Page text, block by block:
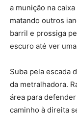
a munição na
matando outros
barril e prossiga
escuro até ver
Suba pela escada
da metralhadora.
área para
caminho à direita